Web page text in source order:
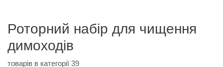
Роторний набір для чищення
димоходів
товарів в категорії 39